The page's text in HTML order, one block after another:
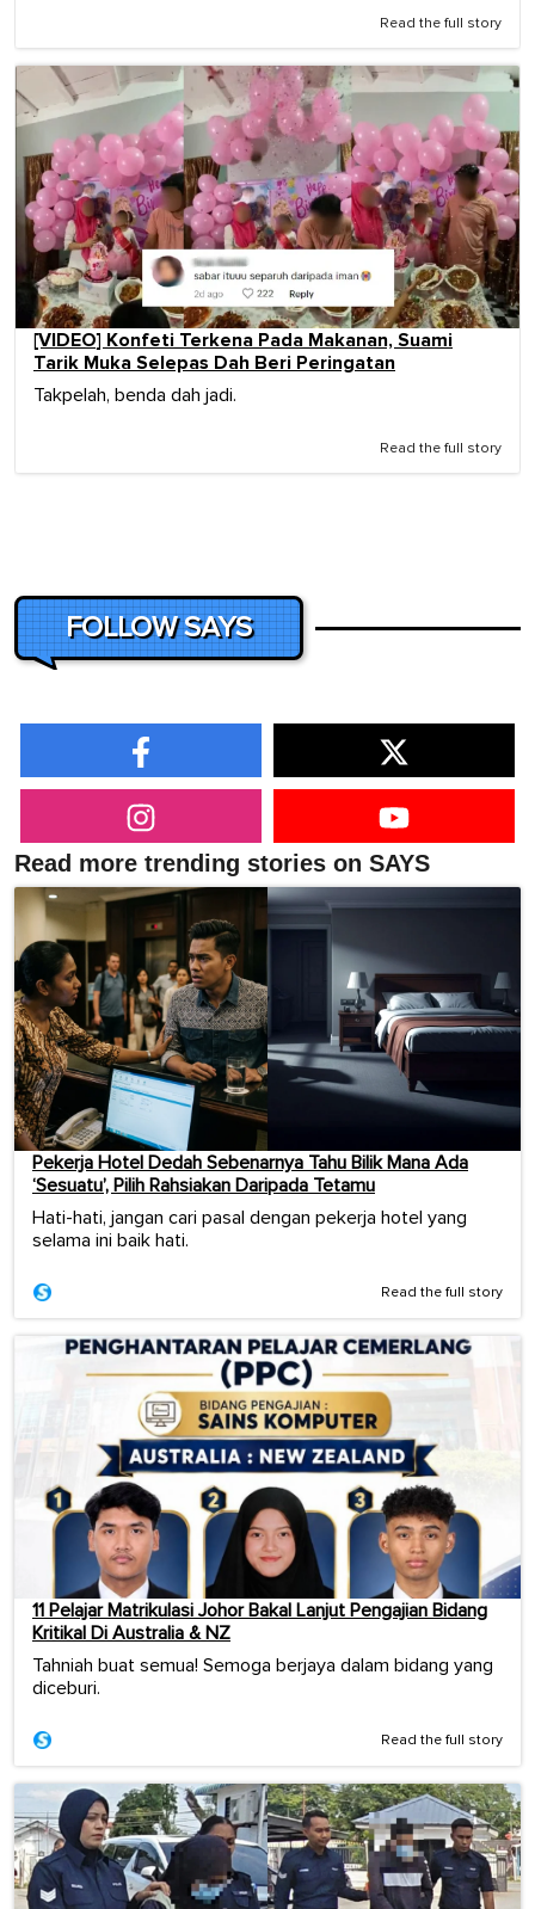
Read the full story
[VIDEO] Konfeti Terkena Pada Makanan, Suami
Tarik Muka Selepas Dah Beri Peringatan
Takpelah, benda dah jadi.
Read the full story
FOLLOW SAYS
Read more trending stories on SAYS
Pekerja Hotel Dedah Sebenarnya Tahu Bilik Mana Ada
‘Sesuatu’, Pilih Rahsiakan Daripada Tetamu
Hati-hati, jangan cari pasal dengan pekerja hotel yang
selama ini baik hati.
Read the full story
11 Pelajar Matrikulasi Johor Bakal Lanjut Pengajian Bidang
Kritikal Di Australia & NZ
Tahniah buat semua! Semoga berjaya dalam bidang yang
diceburi.
Read the full story